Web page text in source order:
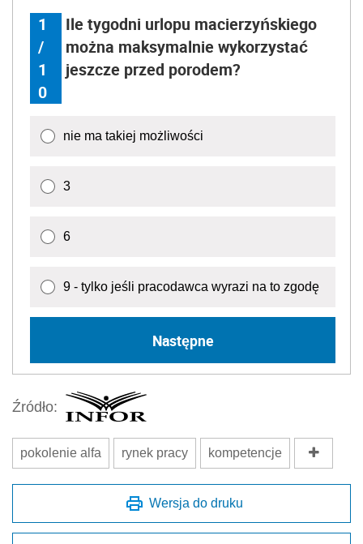
1
/
1
0
Ile tygodni urlopu macierzyńskiego
można maksymalnie wykorzystać
jeszcze przed porodem?
nie ma takiej możliwości
3
6
9 - tylko jeśli pracodawca wyrazi na to zgodę
Następne
Źródło:
pokolenie alfa rynek pracy kompetencje
Wersja do druku